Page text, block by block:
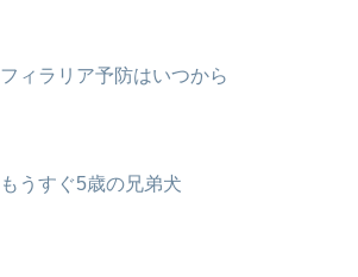
フィラリア予防はいつから
もうすぐ5歳の兄弟犬